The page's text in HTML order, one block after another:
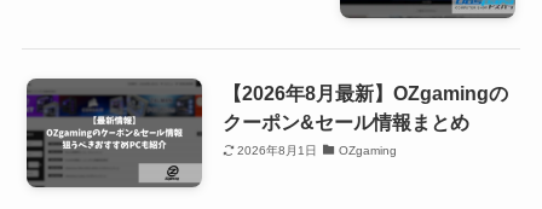
【2026年8月最新】OZgamingの
クーポン&セール情報まとめ
2026年8月1日 OZgaming